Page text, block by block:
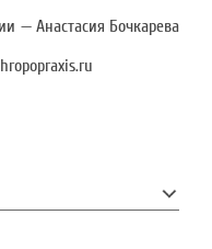
— Анастасия Бочкарева